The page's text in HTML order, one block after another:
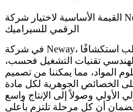
القيمة الأساسية لاختيار شركة Neway للتشغيل الآلي بالتحكم
الرقمي للسيراميك
في شركة Neway، نعتبر تشغيل السيراميك فنًا يتطلب استكشافًا
الهندسي تقنيات التشغيل فحسب،
المواد، مما يمكننا من تصميم
الخصائص الجوهرية لكل مادة
الأولي وصولاً إلى الإنتاج واسع
أن كل مرحلة تلتزم بأعلى